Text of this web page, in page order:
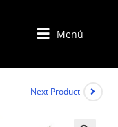
Menú
Next Product